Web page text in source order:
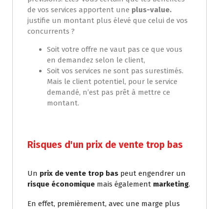
de vos services apportent une plus-value.
justifie un montant plus élevé que celui de vos
concurrents ?
Soit votre offre ne vaut pas ce que vous
en demandez selon le client,
Soit vos services ne sont pas surestimés.
Mais le client potentiel, pour le service
demandé, n’est pas prêt à mettre ce
montant.
Risques d'un prix de vente trop bas
Un prix de vente trop bas peut engendrer un
risque économique mais également marketing.
En effet, premièrement, avec une marge plus